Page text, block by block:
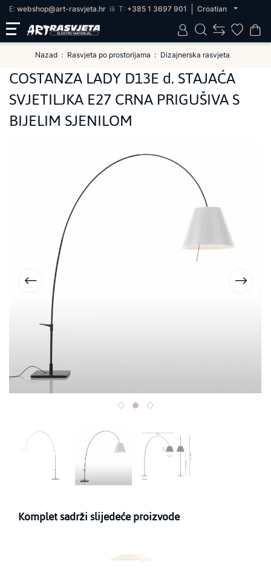
E: webshop@art-rasvjeta.hr ili T: +385 1 3697 901 Croatian
Nazad Rasvjeta po prostorijama Dizajnerska rasvjeta
COSTANZA LADY D13E d. STAJAĆA
SVJETILJKA E27 CRNA PRIGUŠIVA S
BIJELIM SJENILOM
Komplet sadrži slijedeće proizvode